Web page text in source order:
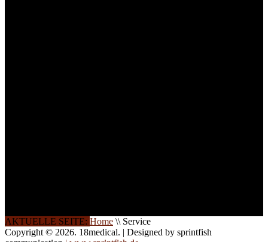
AKTUELLE SEITE: Home \\ Service
Copyright © 2026. 18medical. | Designed by sprintfish